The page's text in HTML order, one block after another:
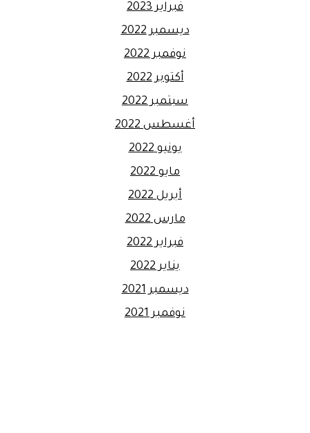
فبراير 2023
ديسمبر 2022
نوفمبر 2022
أكتوبر 2022
سبتمبر 2022
أغسطس 2022
يونيو 2022
مايو 2022
أبريل 2022
مارس 2022
فبراير 2022
يناير 2022
ديسمبر 2021
نوفمبر 2021